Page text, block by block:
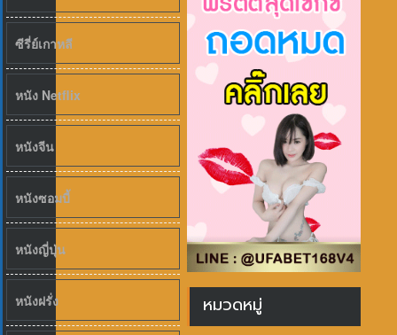
ซีรี่ย์เกาหลี
หนัง Netflix
หนังจีน
หนังซอมบี้
หนังญี่ปุ่น
หนังฝรั่ง หมวดหมู่